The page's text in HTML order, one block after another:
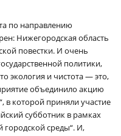
по направлению
Нижегородская область
повестки. И очень
политики,
экология и чистота — это,
объединило акцию
в которой приняли участие
субботник в рамках
среды“. И,